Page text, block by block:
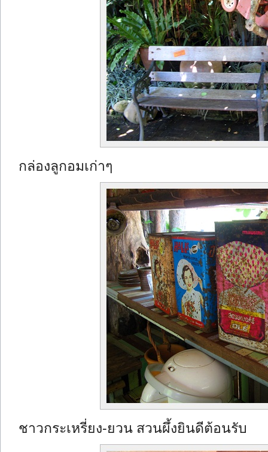
กล่องลูกอมเก่าๆ
ชาวกระเหรี่ยง-ยวน สวนผึ้งยินดีต้อนรับ